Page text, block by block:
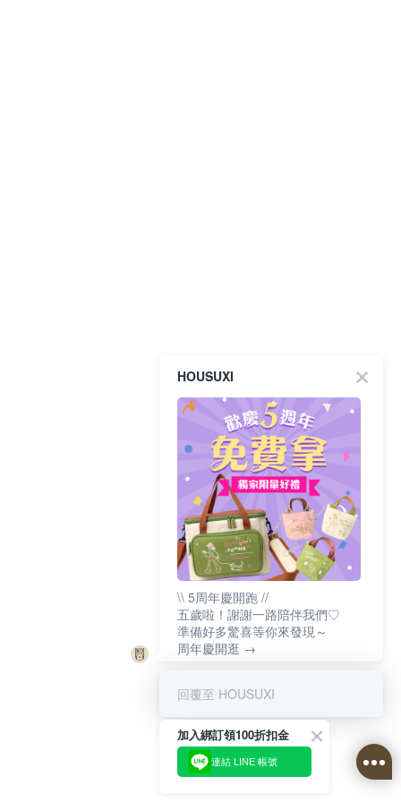
HOUSUXI
\\ 5周年慶開跑 //
五歲啦！謝謝一路陪伴我們♡
準備好多驚喜等你來發現～
周年慶開逛 →
回覆至 HOUSUXI
加入綁訂領100折扣金
連結 LINE 帳號